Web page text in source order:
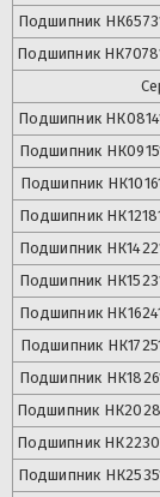
Подшипник
Подшипник
Подшипник
Подшипник
Подшипник
Подшипник
Подшипник
Подшипник
Подшипник
Подшипник
Подшипник
Подшипник
Подшипник
Подшипник